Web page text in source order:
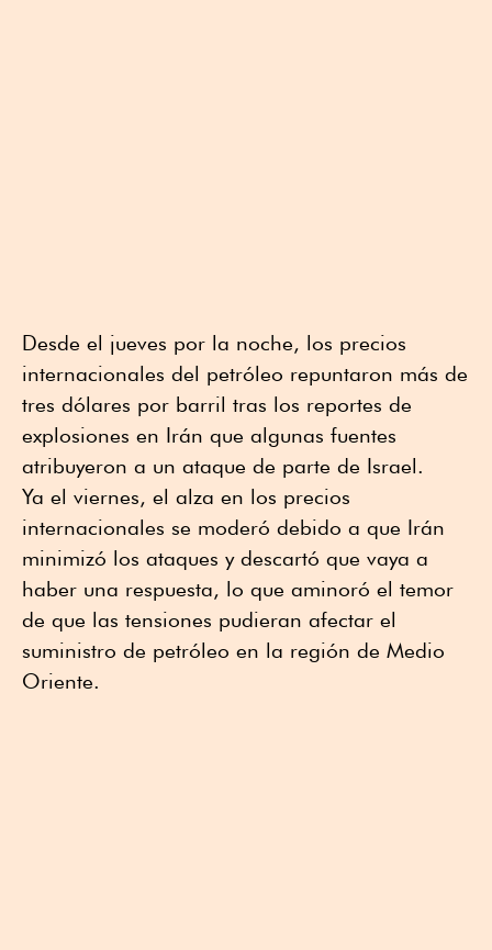
Desde el jueves por la noche, los precios
internacionales del petróleo repuntaron más de
tres dólares por barril tras los reportes de
explosiones en Irán que algunas fuentes
atribuyeron a un ataque de parte de Israel.
Ya el viernes, el alza en los precios
internacionales se moderó debido a que Irán
minimizó los ataques y descartó que vaya a
haber una respuesta, lo que aminoró el temor
de que las tensiones pudieran afectar el
suministro de petróleo en la región de Medio
Oriente.